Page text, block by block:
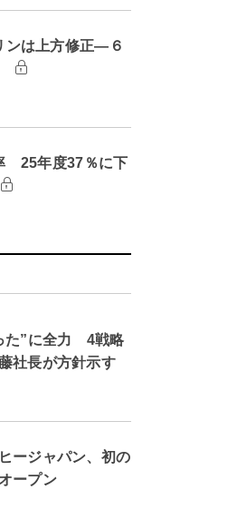
ンは上方修正―６
25年度37％に下
た”に全力 4戦略
社長が方針示す
ージャパン、初の
ープン